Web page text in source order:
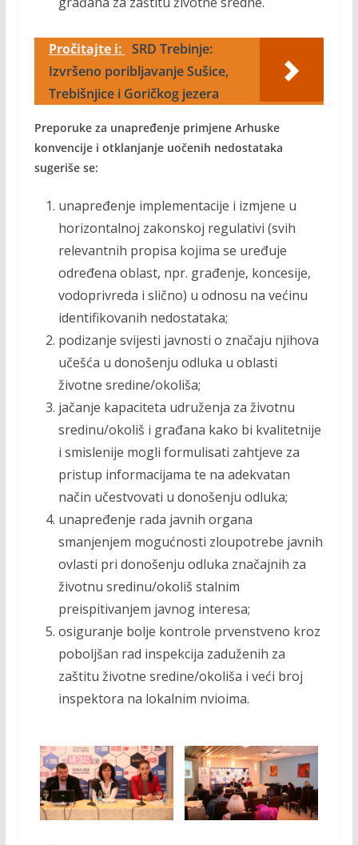
Pročitajte i: SRD Trebinje:
Izvršeno poribljavanje Sušice,
Trebišnjice i Goričkog jezera
Preporuke za unapređenje primjene Arhuske
konvencije i otklanjanje uočenih nedostataka
sugeriše se:
unapređenje implementacije i izmjene u
horizontalnoj zakonskoj regulativi (svih
relevantnih propisa kojima se uređuje
određena oblast, npr. građenje, koncesije,
vodoprivreda i slično) u odnosu na većinu
identifikovanih nedostataka;
podizanje svijesti javnosti o značaju njihova
učešća u donošenju odluka u oblasti
životne sredine/okoliša;
jačanje kapaciteta udruženja za životnu
sredinu/okoliš i građana kako bi kvalitetnije
i smislenije mogli formulisati zahtjeve za
pristup informacijama te na adekvatan
način učestvovati u donošenju odluka;
unapređenje rada javnih organa
smanjenjem mogućnosti zloupotrebe javnih
ovlasti pri donošenju odluka značajnih za
životnu sredinu/okoliš stalnim
preispitivanjem javnog interesa;
osiguranje bolje kontrole prvenstveno kroz
poboljšan rad inspekcija zaduženih za
zaštitu životne sredine/okoliša i veći broj
inspektora na lokalnim nvioima.